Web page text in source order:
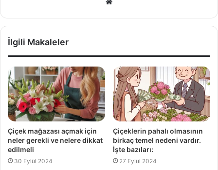
b
e
i
İlgili Makaleler
Çiçek mağazası açmak için
neler gerekli ve nelere dikkat
edilmeli
30 Eylül 2024
Çiçeklerin pahalı olmasının
birkaç temel nedeni vardır.
İşte bazıları:
27 Eylül 2024